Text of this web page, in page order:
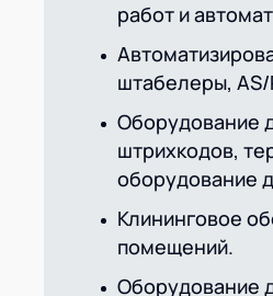
работ и
штабелеры, AS/
Оборудование
штрихкодов,
оборудование
Клининговое
помещений.
Оборудование